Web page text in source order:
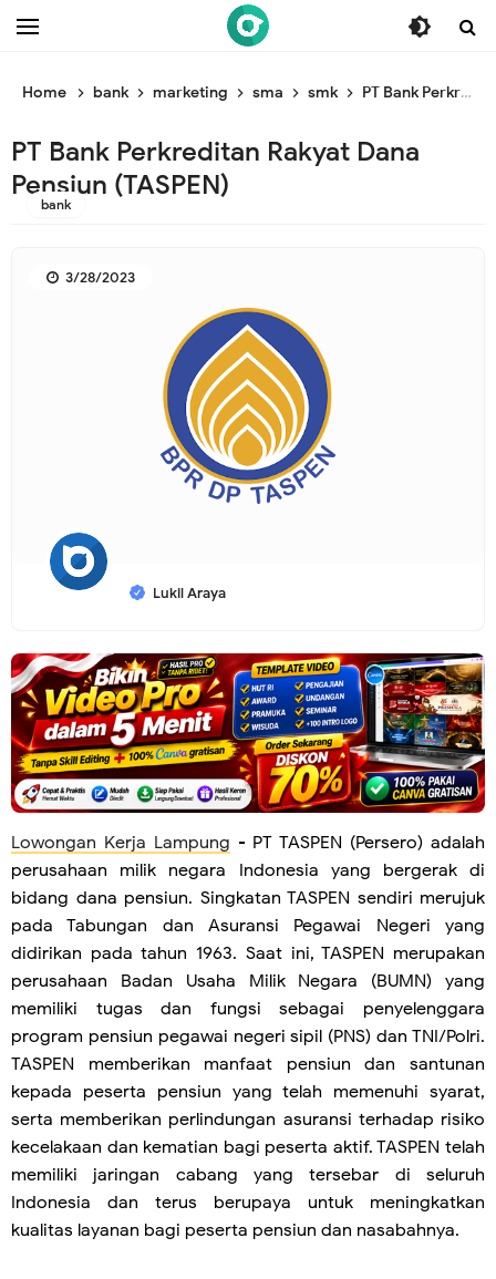
/* ganti br end */
Home bank marketing sma smk PT Bank Perkreditan Rakyat Dana Pensiun (TASPEN)
PT Bank Perkreditan Rakyat Dana
Pensiun (TASPEN)
bank
Lukil Araya
3/28/2023
Lowongan Kerja Lampung - PT TASPEN (Persero) adalah
perusahaan milik negara Indonesia yang bergerak di
bidang dana pensiun. Singkatan TASPEN sendiri merujuk
pada Tabungan dan Asuransi Pegawai Negeri yang
didirikan pada tahun 1963. Saat ini, TASPEN merupakan
perusahaan Badan Usaha Milik Negara (BUMN) yang
memiliki tugas dan fungsi sebagai penyelenggara
program pensiun pegawai negeri sipil (PNS) dan TNI/Polri.
TASPEN memberikan manfaat pensiun dan santunan
kepada peserta pensiun yang telah memenuhi syarat,
serta memberikan perlindungan asuransi terhadap risiko
kecelakaan dan kematian bagi peserta aktif. TASPEN telah
memiliki jaringan cabang yang tersebar di seluruh
Indonesia dan terus berupaya untuk meningkatkan
kualitas layanan bagi peserta pensiun dan nasabahnya.